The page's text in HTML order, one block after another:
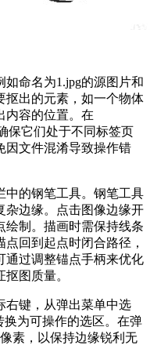
命名为1.jpg的源图片和
抠出的元素，如一个物体
内容的位置。在
保它们处于不同标签页
因文件混淆导致操作错
中的钢笔工具。钢笔工具
杂边缘。点击图像边缘开
绘制。描画时需保持线条
回到起点时闭合路径，
通过调整锚点手柄来优化
图质量。
右键，从弹出菜单中选
换为可操作的选区。在弹
素，以保持边缘锐利无